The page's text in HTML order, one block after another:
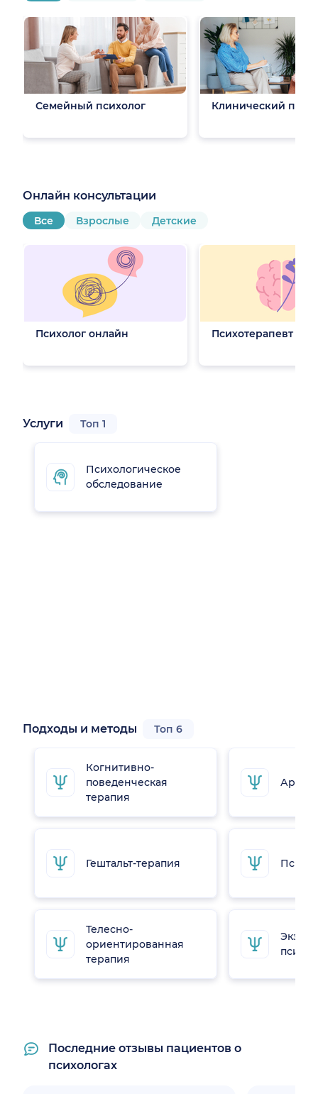
Семейный психолог Клинический
Онлайн консультации
Все Взрослые Детские
Психолог онлайн Психотерапевт
Услуги Топ 1
Психологическое
обследование
Подходы и методы Топ 6
Когнитивно-
поведенческая
терапия
Гештальт-терапия
Телесно-
ориентированная
терапия
Арт-
Последние отзывы пациентов о
психологах